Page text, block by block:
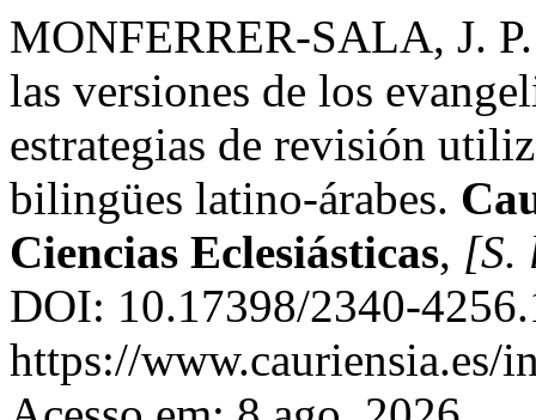
MONFERRER-SALA, J.
las versiones de los
estrategias de revisión
bilingües latino-árabes.
Ciencias Eclesiásticas, [S.
DOI: 10.17398/2340-
https://www.cauriensia.es/